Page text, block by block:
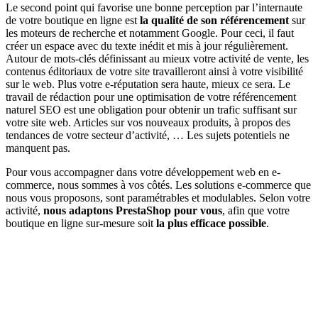
Le second point qui favorise une bonne perception par l’internaute
de votre boutique en ligne est la qualité de son référencement sur
les moteurs de recherche et notamment Google. Pour ceci, il faut
créer un espace avec du texte inédit et mis à jour régulièrement.
Autour de mots-clés définissant au mieux votre activité de vente, les
contenus éditoriaux de votre site travailleront ainsi à votre visibilité
sur le web. Plus votre e-réputation sera haute, mieux ce sera. Le
travail de rédaction pour une optimisation de votre référencement
naturel SEO est une obligation pour obtenir un trafic suffisant sur
votre site web. Articles sur vos nouveaux produits, à propos des
tendances de votre secteur d’activité, … Les sujets potentiels ne
manquent pas.
Pour vous accompagner dans votre développement web en e-
commerce, nous sommes à vos côtés. Les solutions e-commerce que
nous vous proposons, sont paramétrables et modulables. Selon votre
activité, nous adaptons PrestaShop pour vous, afin que votre
boutique en ligne sur-mesure soit la plus efficace possible.